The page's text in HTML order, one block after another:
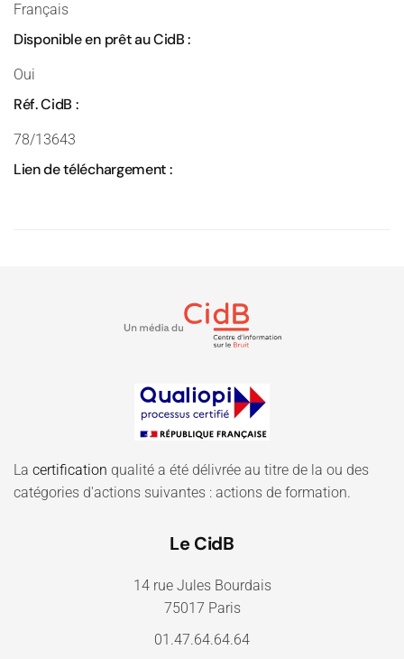
Français
Disponible en prêt au CidB :
Oui
Réf. CidB :
78/13643
Lien de téléchargement :
La certification qualité a été délivrée au titre de la ou des
catégories d'actions suivantes : actions de formation.
Le CidB
14 rue Jules Bourdais
75017 Paris
01.47.64.64.64